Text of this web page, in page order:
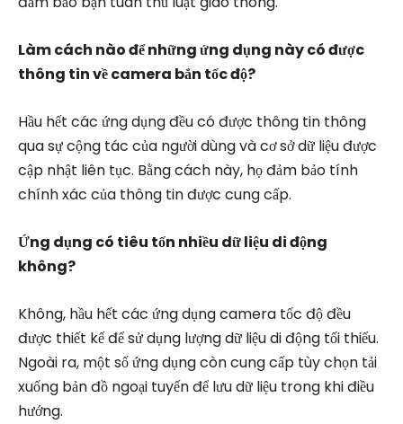
Làm cách nào để những ứng dụng này có được
thông tin về camera bắn tốc độ?
Hầu hết các ứng dụng đều có được thông tin thông
qua sự cộng tác của người dùng và cơ sở dữ liệu được
cập nhật liên tục. Bằng cách này, họ đảm bảo tính
chính xác của thông tin được cung cấp.
Ứng dụng có tiêu tốn nhiều dữ liệu di động
không?
Không, hầu hết các ứng dụng camera tốc độ đều
được thiết kế để sử dụng lượng dữ liệu di động tối thiểu.
Ngoài ra, một số ứng dụng còn cung cấp tùy chọn tải
xuống bản đồ ngoại tuyến để lưu dữ liệu trong khi điều
hướng.